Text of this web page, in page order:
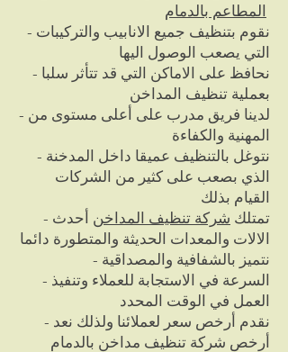
المطاعم بالدمام
- نقوم بتنظيف جميع الانابيب والتركيبات
التي يصعب الوصول اليها
- نحافظ على الاماكن التي قد تتأثر سلبا
بعملية تنظيف المداخن
- لدينا فريق مدرب على أعلى مستوى من
المهنية والكفاءة
- نتوغل بالتنظيف عميقا داخل المدخنة
الذي بصعب على كثير من الشركات
القيام بذلك
- تمتلك شركة تنظيف المداخن أحدث
الالات والمعدات الحديثة والمتطورة دائما
- نتميز بالشفافية والمصداقية
- السرعة في الاستجابة للعملاء وتنفيذ
العمل في الوقت المحدد
- نقدم أرخص سعر لعملائنا ولذلك نعد
أرخص شركة تنظيف مداخن بالدمام